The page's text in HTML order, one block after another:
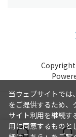
Copyright
当ウェブサイトでは
をご提供するため、
サイト利用を継続す
用に同意するものと